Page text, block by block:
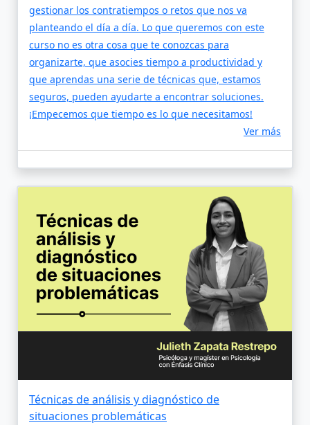
gestionar los contratiempos o retos que nos va
planteando el día a día. Lo que queremos con este
curso no es otra cosa que te conozcas para
organizarte, que asocies tiempo a productividad y
que aprendas una serie de técnicas que, estamos
seguros, pueden ayudarte a encontrar soluciones.
¡Empecemos que tiempo es lo que necesitamos!
Ver más
Técnicas de análisis y diagnóstico de
situaciones problemáticas